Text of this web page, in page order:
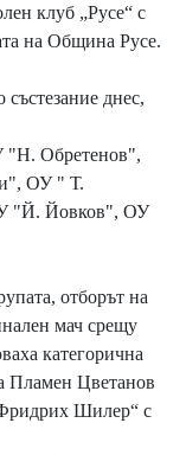
клуб „Русе“ с
на Община Русе.
днес,
"Н. Обретенов",
ОУ " Т.
"Й. Йовков", ОУ
отборът на
мач срещу
категорична
Пламен Цветанов
Шилер“ с